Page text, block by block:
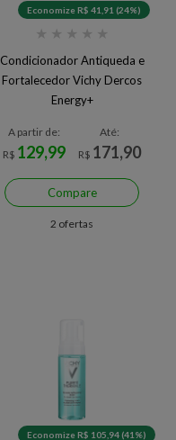
Economize R$ 41,91 (24%)
★ ★ ★ ★ ★
Condicionador Antiqueda e
Fortalecedor Vichy Dercos
Energy+
A partir de:
R$ 129,99
Até:
R$ 171,90
Compare
2 ofertas
Economize R$ 105,94 (41%)